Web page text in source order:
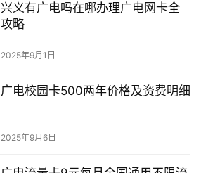
兴义有广电吗在哪办理广电网卡全
攻略
2025年9月1日
广电校园卡500两年价格及资费明细
2025年9月6日